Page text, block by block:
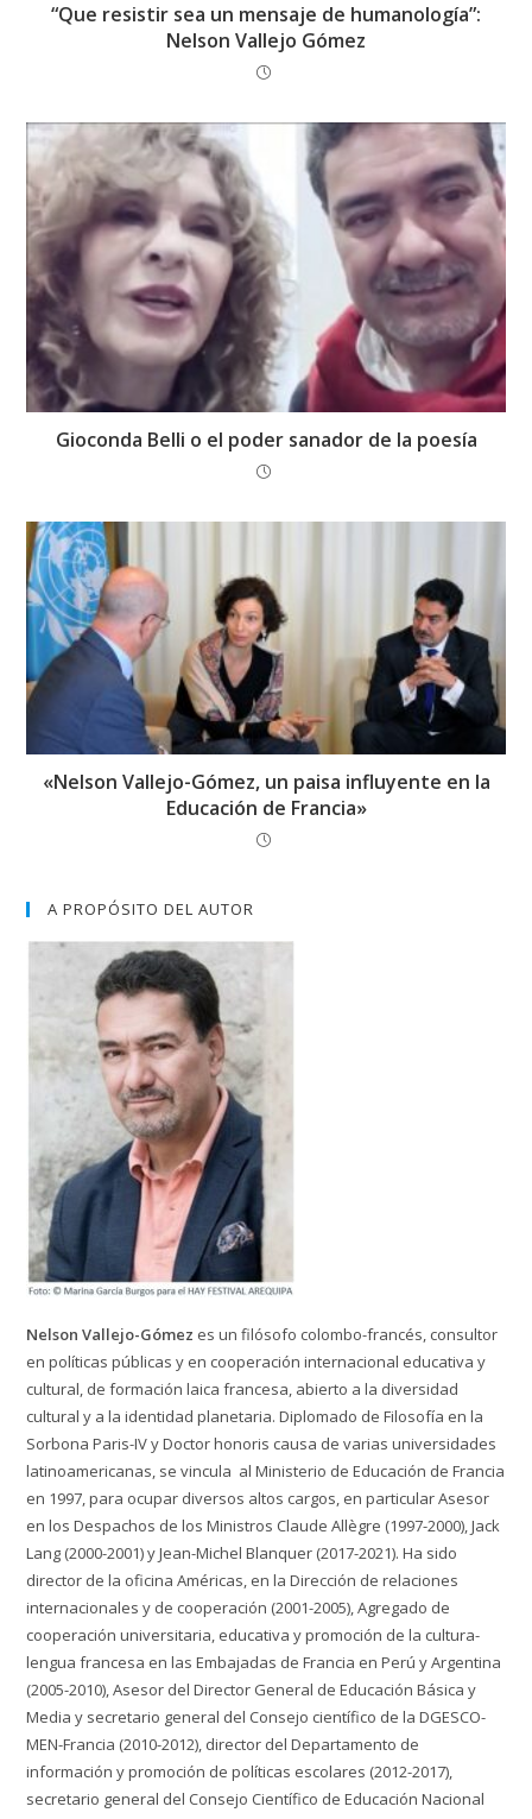
“Que resistir sea un mensaje de humanología”:
Nelson Vallejo Gómez
Gioconda Belli o el poder sanador de la poesía
«Nelson Vallejo-Gómez, un paisa influyente en la
Educación de Francia»
A PROPÓSITO DEL AUTOR
Nelson Vallejo-Gómez es un filósofo colombo-francés, consultor
en políticas públicas y en cooperación internacional educativa y
cultural, de formación laica francesa, abierto a la diversidad
cultural y a la identidad planetaria. Diplomado de Filosofía en la
Sorbona Paris-IV y Doctor honoris causa de varias universidades
latinoamericanas, se vincula al Ministerio de Educación de Francia
en 1997, para ocupar diversos altos cargos, en particular Asesor
en los Despachos de los Ministros Claude Allègre (1997-2000), Jack
Lang (2000-2001) y Jean-Michel Blanquer (2017-2021). Ha sido
director de la oficina Américas, en la Dirección de relaciones
internacionales y de cooperación (2001-2005), Agregado de
cooperación universitaria, educativa y promoción de la cultura-
lengua francesa en las Embajadas de Francia en Perú y Argentina
(2005-2010), Asesor del Director General de Educación Básica y
Media y secretario general del Consejo científico de la DGESCO-
MEN-Francia (2010-2012), director del Departamento de
información y promoción de políticas escolares (2012-2017),
secretario general del Consejo Científico de Educación Nacional